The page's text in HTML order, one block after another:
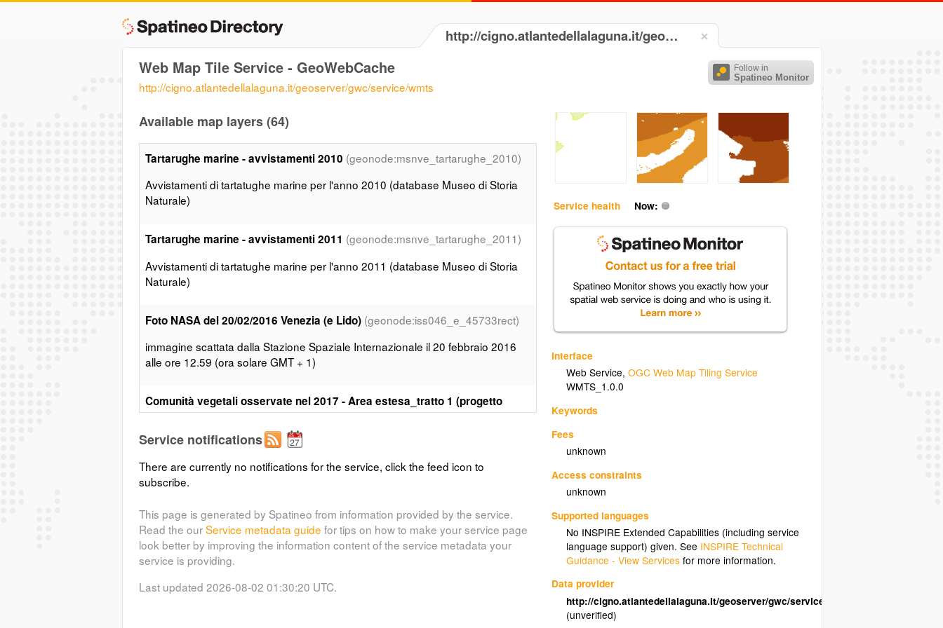
http://cigno.atlantedellalaguna.it/geo…
Follow in
Spatineo Monitor
Web Map Tile Service - GeoWebCache
http://cigno.atlantedellalaguna.it/geoserver/gwc/service/wmts
Service health Now:
Interface
Web Service,OGC Web Map Tiling Service
WMTS_1.0.0
Keywords
Fees
unknown
Access constraints
unknown
Supported languages
No INSPIRE Extended Capabilities (including service
language support) given. See INSPIRE Technical
Guidance - View Services for more information.
Data provider
http://cigno.atlantedellalaguna.it/geoserver/gwc/service/wmts
(unverified)
Available map layers (64)
Tartarughe marine - avvistamenti 2010 (geonode:msnve_tartarughe_2010)
Avvistamenti di tartatughe marine per l'anno 2010 (database Museo di Storia
Naturale)
Tartarughe marine - avvistamenti 2011 (geonode:msnve_tartarughe_2011)
Avvistamenti di tartatughe marine per l'anno 2011 (database Museo di Storia
Naturale)
Foto NASA del 20/02/2016 Venezia (e Lido) (geonode:iss046_e_45733rect)
immagine scattata dalla Stazione Spaziale Internazionale il 20 febbraio 2016
alle ore 12.59 (ora solare GMT + 1)
Comunità vegetali osservate nel 2017 - Area estesa_tratto 1 (progetto
LIFE VIMINE)(geonode:veget_barena_area_estesa_2017_tratto_1)
Si mostrano i dati di monitoraggio della vegetazione barenale raccolti
lo scopo di proteggere dall’erosione le barene e paludi più interne dell’area di
progetto attraverso interventi puntuali e diffusi di ingegneria naturalistica, mirati
monitoraggi ambientali sono essenziali per valutare l’efficacia e l’impatto degli
interventi.
LIFE VIMINE)(geonode:veget_barena_area_estesa_2017_tratto_2)
Service notifications
There are currently no notifications for the service, click the feed icon to
subscribe.
This page is generated by Spatineo from information provided by the service.
Read the ourService metadata guide for tips on how to make your service page
look better by improving the information content of the service metadata your
service is providing.
Last updated 2026-08-02 01:30:20 UTC.